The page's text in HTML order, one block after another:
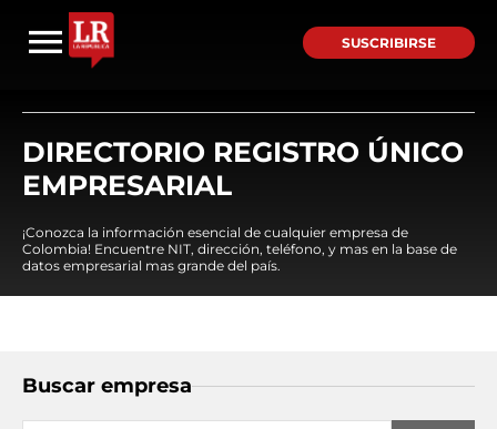
SUSCRIBIRSE
DIRECTORIO REGISTRO ÚNICO
EMPRESARIAL
¡Conozca la información esencial de cualquier empresa de
Colombia! Encuentre NIT, dirección, teléfono, y mas en la base de
datos empresarial mas grande del país.
Buscar empresa